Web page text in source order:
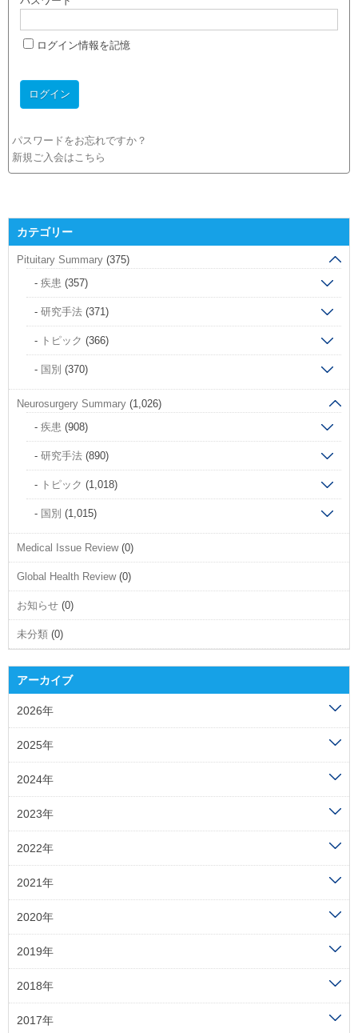
ログイン情報を記憶
パスワードをお忘れですか？
新規ご入会はこちら
カテゴリー
Pituitary Summary (375)
疾患 (357)
研究手法 (371)
トピック (366)
国別 (370)
Neurosurgery Summary (1,026)
疾患 (908)
研究手法 (890)
トピック (1,018)
国別 (1,015)
Medical Issue Review(0)
Global Health Review(0)
お知らせ (0)
未分類 (0)
アーカイブ
2026年
2025年
2024年
2023年
2022年
2021年
2020年
2019年
2018年
2017年